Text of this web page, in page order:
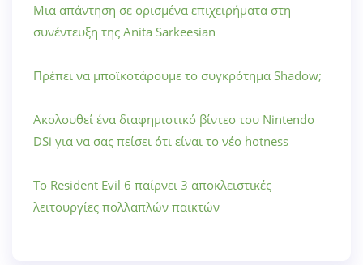
Μια απάντηση σε ορισμένα επιχειρήματα στη
συνέντευξη της Anita Sarkeesian
Πρέπει να μποϊκοτάρουμε το συγκρότημα Shadow;
Ακολουθεί ένα διαφημιστικό βίντεο του Nintendo
DSi για να σας πείσει ότι είναι το νέο hotness
Το Resident Evil 6 παίρνει 3 αποκλειστικές
λειτουργίες πολλαπλών παικτών